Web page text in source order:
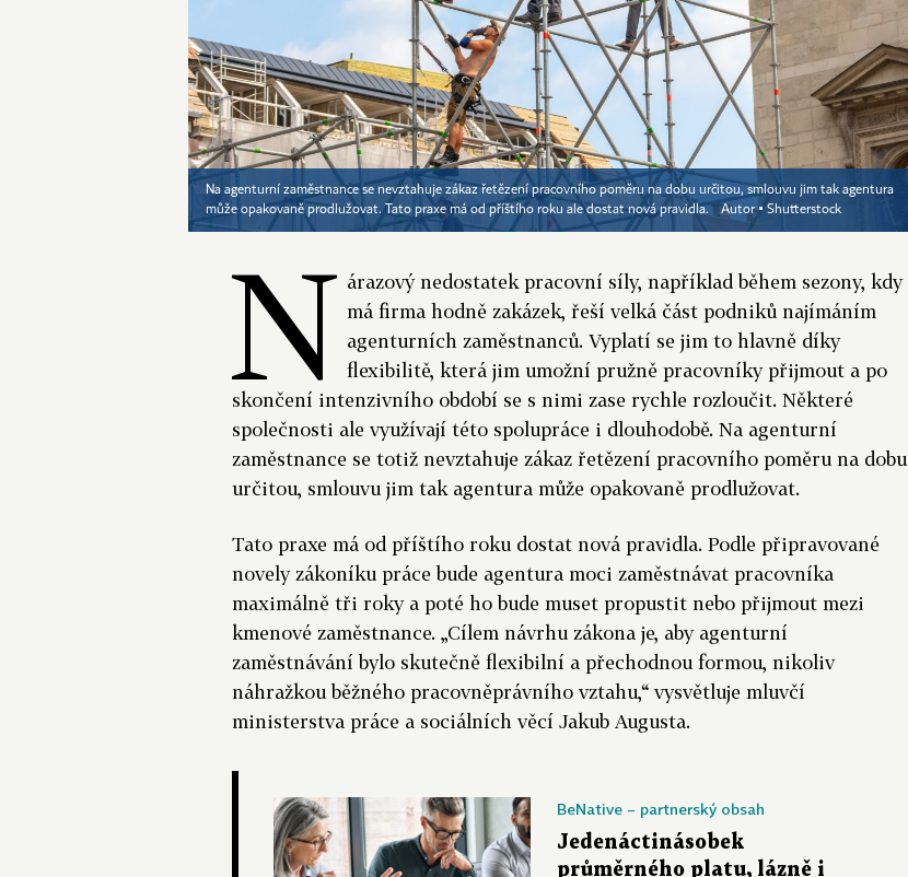
Na agenturní zaměstnance se nevztahuje zákaz řetězení pracovního poměru na dobu určitou, smlouvu jim tak agentura
může opakovaně prodlužovat. Tato praxe má od příštího roku ale dostat nová pravidla.
Autor ▪ Shutterstock
N árazový nedostatek pracovní síly, například během sezony, kdy
má firma hodně zakázek, řeší velká část podniků najímáním
agenturních zaměstnanců. Vyplatí se jim to hlavně díky
flexibilitě, která jim umožní pružně pracovníky přijmout a po
skončení intenzivního období se s nimi zase rychle rozloučit. Některé
společnosti ale využívají této spolupráce i dlouhodobě. Na agenturní
zaměstnance se totiž nevztahuje zákaz řetězení pracovního poměru na dobu
určitou, smlouvu jim tak agentura může opakovaně prodlužovat.
Tato praxe má od příštího roku dostat nová pravidla. Podle připravované
novely zákoníku práce bude agentura moci zaměstnávat pracovníka
maximálně tři roky a poté ho bude muset propustit nebo přijmout mezi
kmenové zaměstnance. „Cílem návrhu zákona je, aby agenturní
zaměstnávání bylo skutečně flexibilní a přechodnou formou, nikoliv
náhražkou běžného pracovněprávního vztahu,“ vysvětluje mluvčí
ministerstva práce a sociálních věcí Jakub Augusta.
BeNative – partnerský obsah
Jedenáctinásobek
průměrného platu, lázně i